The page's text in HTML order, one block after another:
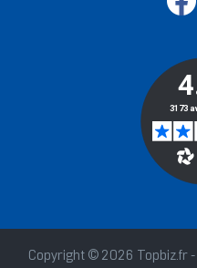
Copyright © 2026 Topbiz.fr